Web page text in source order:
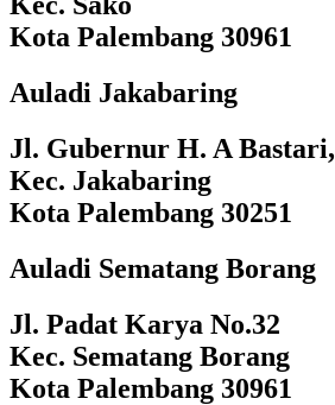
Kota Palembang 30961
Auladi Jakabaring
Jl. Gubernur H. A Bastari,
Kec. Jakabaring
Kota Palembang 30251
Auladi Sematang Borang
Jl. Padat Karya No.32
Kec. Sematang Borang
Kota Palembang 30961